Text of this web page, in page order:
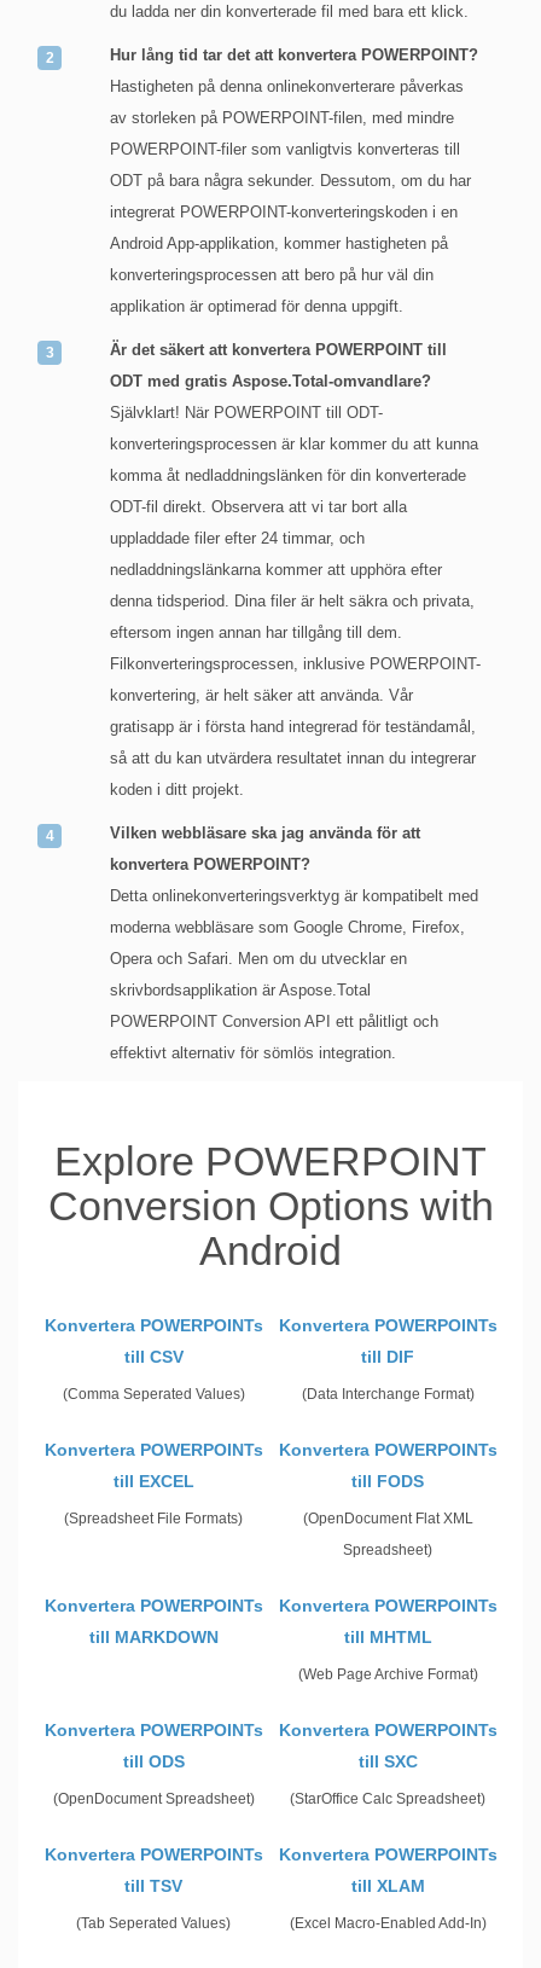
du ladda ner din konverterade fil med bara ett klick.
Hur lång tid tar det att konvertera POWERPOINT?
Hastigheten på denna onlinekonverterare påverkas
av storleken på POWERPOINT-filen, med mindre
POWERPOINT-filer som vanligtvis konverteras till
ODT på bara några sekunder. Dessutom, om du har
integrerat POWERPOINT-konverteringskoden i en
Android App-applikation, kommer hastigheten på
konverteringsprocessen att bero på hur väl din
applikation är optimerad för denna uppgift.
Är det säkert att konvertera POWERPOINT till
ODT med gratis Aspose.Total-omvandlare?
Självklart! När POWERPOINT till ODT-
konverteringsprocessen är klar kommer du att kunna
komma åt nedladdningslänken för din konverterade
ODT-fil direkt. Observera att vi tar bort alla
uppladdade filer efter 24 timmar, och
nedladdningslänkarna kommer att upphöra efter
denna tidsperiod. Dina filer är helt säkra och privata,
eftersom ingen annan har tillgång till dem.
Filkonverteringsprocessen, inklusive POWERPOINT-
konvertering, är helt säker att använda. Vår
gratisapp är i första hand integrerad för teständamål,
så att du kan utvärdera resultatet innan du integrerar
koden i ditt projekt.
Vilken webbläsare ska jag använda för att
konvertera POWERPOINT?
Detta onlinekonverteringsverktyg är kompatibelt med
moderna webbläsare som Google Chrome, Firefox,
Opera och Safari. Men om du utvecklar en
skrivbordsapplikation är Aspose.Total
POWERPOINT Conversion API ett pålitligt och
effektivt alternativ för sömlös integration.
Explore POWERPOINT
Conversion Options with
Android
Konvertera POWERPOINTs
till CSV
(Comma Seperated Values)
Konvertera POWERPOINTs
till DIF
(Data Interchange Format)
Konvertera POWERPOINTs
till EXCEL
(Spreadsheet File Formats)
Konvertera POWERPOINTs
till FODS
(OpenDocument Flat XML
Spreadsheet)
Konvertera POWERPOINTs
till MARKDOWN
Konvertera POWERPOINTs
till MHTML
(Web Page Archive Format)
Konvertera POWERPOINTs
till ODS
(OpenDocument Spreadsheet)
Konvertera POWERPOINTs
till SXC
(StarOffice Calc Spreadsheet)
Konvertera POWERPOINTs
till TSV
(Tab Seperated Values)
Konvertera POWERPOINTs
till XLAM
(Excel Macro-Enabled Add-In)